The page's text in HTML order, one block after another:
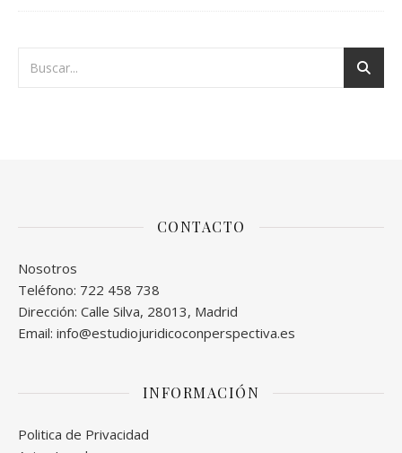
CONTACTO
Nosotros
Teléfono: 722 458 738
Dirección: Calle Silva, 28013, Madrid
Email: info@estudiojuridicoconperspectiva.es
INFORMACIÓN
Politica de Privacidad